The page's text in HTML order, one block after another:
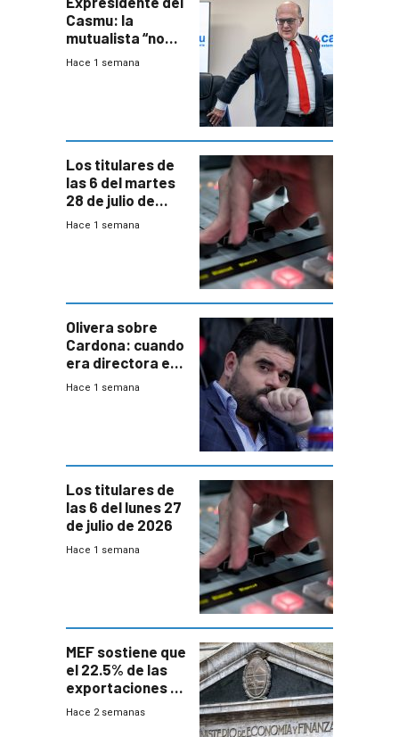
Casmu: la
mutualista “no
está para pagar”
Hace 1 semana
Los titulares de
las 6 del martes
28 de julio de
2026
Hace 1 semana
Olivera sobre
Cardona: cuando
era directora en
UTE “no era muy
Hace 1 semana
Los titulares de
las 6 del lunes 27
de julio de 2026
Hace 1 semana
MEF sostiene que
el 22.5% de las
exportaciones a
EE.UU se verán
Hace 2 semanas